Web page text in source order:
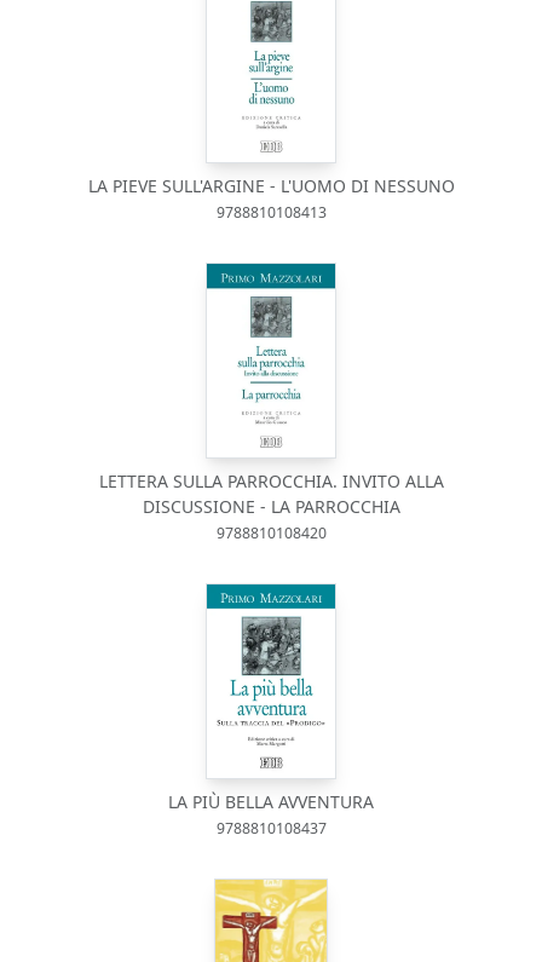
LA PIEVE SULL'ARGINE - L'UOMO DI NESSUNO
9788810108413
LETTERA SULLA PARROCCHIA. INVITO ALLA
DISCUSSIONE - LA PARROCCHIA
9788810108420
LA PIÙ BELLA AVVENTURA
9788810108437